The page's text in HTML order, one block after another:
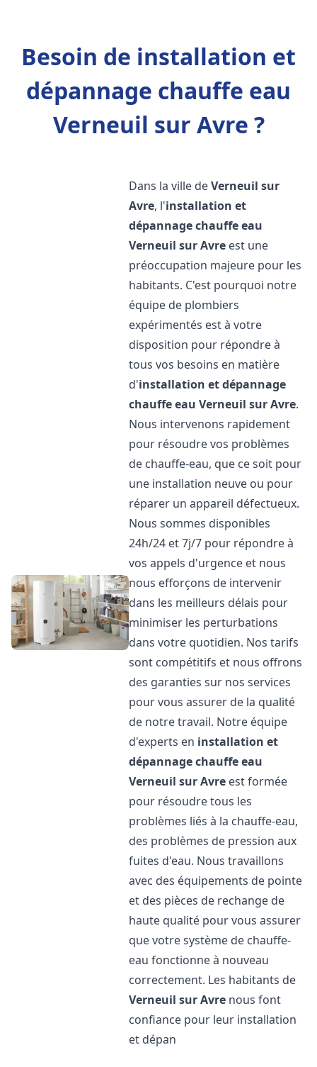
Besoin de installation et
dépannage chauffe eau
Verneuil sur Avre ?
Dans la ville deVerneuil sur
Avre, l'installation et
dépannage chauffe eau
Verneuil sur Avre est une
préoccupation majeure pour les
habitants. C'est pourquoi notre
équipe de plombiers
expérimentés est à votre
disposition pour répondre à
tous vos besoins en matière
d'installation et dépannage
chauffe eau Verneuil sur Avre.
Nous intervenons rapidement
pour résoudre vos problèmes
de chauffe-eau, que ce soit pour
une installation neuve ou pour
réparer un appareil défectueux.
Nous sommes disponibles
24h/24 et 7j/7 pour répondre à
vos appels d'urgence et nous
nous efforçons de intervenir
dans les meilleurs délais pour
minimiser les perturbations
dans votre quotidien. Nos tarifs
sont compétitifs et nous offrons
des garanties sur nos services
pour vous assurer de la qualité
de notre travail. Notre équipe
d'experts en installation et
dépannage chauffe eau
Verneuil sur Avre est formée
pour résoudre tous les
problèmes liés à la chauffe-eau,
des problèmes de pression aux
fuites d'eau. Nous travaillons
avec des équipements de pointe
et des pièces de rechange de
haute qualité pour vous assurer
que votre système de chauffe-
eau fonctionne à nouveau
correctement. Les habitants de
Verneuil sur Avre nous font
confiance pour leur installation
et dépan